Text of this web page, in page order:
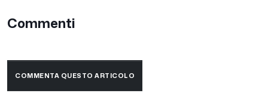
Commenti
COMMENTA QUESTO ARTICOLO